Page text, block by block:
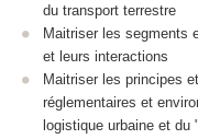
du transport terrestre
Maitriser les segments
et leurs interactions
Maitriser les principes
réglementaires et
logistique urbaine et